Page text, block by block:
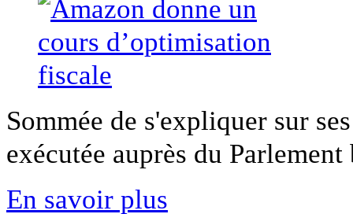
Sommée de s'expliquer sur
exécutée auprès du
En savoir plus